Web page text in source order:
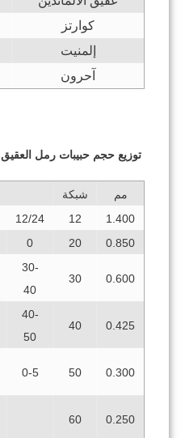
كوارتز
إلمنيت
آحرون
توزيع حجم حبيبات رمل العقيق
مم شبكة
1.400
12
12/24
0.850
20
0
0.600
30
30-
40
0.425
40
40-
50
0.300
50
0-5
0.250
60